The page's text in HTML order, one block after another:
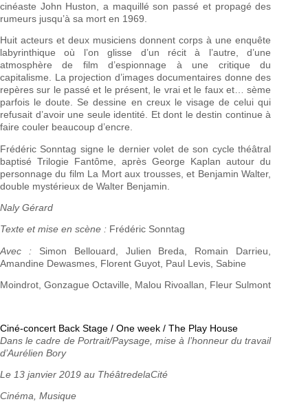
cinéaste John Huston, a maquillé son passé et propagé des
rumeurs jusqu’à sa mort en 1969.
Huit acteurs et deux musiciens donnent corps à une enquête
labyrinthique où l’on glisse d’un récit à l’autre, d’une
atmosphère de film d’espionnage à une critique du
capitalisme. La projection d’images documentaires donne des
repères sur le passé et le présent, le vrai et le faux et… sème
parfois le doute. Se dessine en creux le visage de celui qui
refusait d’avoir une seule identité. Et dont le destin continue à
faire couler beaucoup d’encre.
Frédéric Sonntag signe le dernier volet de son cycle théâtral
baptisé Trilogie Fantôme, après George Kaplan autour du
personnage du film La Mort aux trousses, et Benjamin Walter,
double mystérieux de Walter Benjamin.
Naly Gérard
Texte et mise en scène : Frédéric Sonntag
Avec : Simon Bellouard, Julien Breda, Romain Darrieu,
Amandine Dewasmes, Florent Guyot, Paul Levis, Sabine
Moindrot, Gonzague Octaville, Malou Rivoallan, Fleur Sulmont
Ciné-concert Back Stage / One week / The Play House
Dans le cadre de Portrait/Paysage, mise à l’honneur du travail
d’Aurélien Bory
Le 13 janvier 2019 au ThéâtredelaCité
Cinéma, Musique